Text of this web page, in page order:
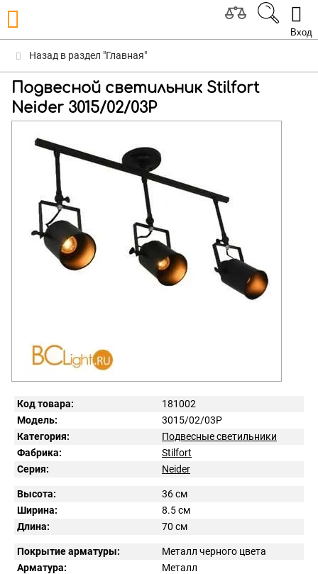
Вход
Назад в раздел "Главная"
Подвесной светильник Stilfort
Neider 3015/02/03P
Код товара:
181002
Модель:
3015/02/03P
Категория:
Подвесные светильники
Фабрика:
Stilfort
Серия:
Neider
Высота:
36 см
Ширина:
8.5 см
Длина:
70 см
Покрытие арматуры:
Металл черного цвета
Арматура:
Металл